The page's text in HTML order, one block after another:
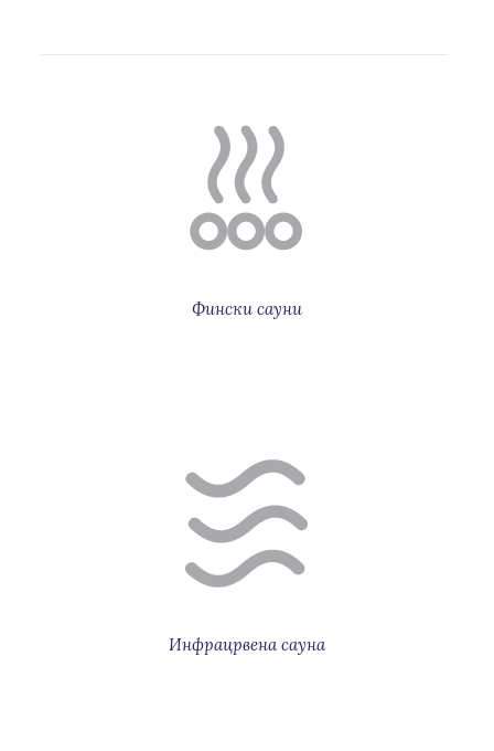
Фински сауни
Инфрацрвена сауна